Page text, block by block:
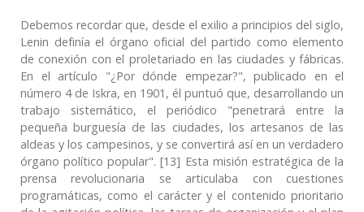
Debemos recordar que, desde el exilio a principios del siglo,
Lenin definía el órgano oficial del partido como elemento
de conexión con el proletariado en las ciudades y fábricas.
En el artículo "¿Por dónde empezar?", publicado en el
número 4 de Iskra, en 1901, él puntuó que, desarrollando un
trabajo sistemático, el periódico "penetrará entre la
pequeña burguesía de las ciudades, los artesanos de las
aldeas y los campesinos, y se convertirá así en un verdadero
órgano político popular". [13] Esta misión estratégica de la
prensa revolucionaria se articulaba con cuestiones
programáticas, como el carácter y el contenido prioritario